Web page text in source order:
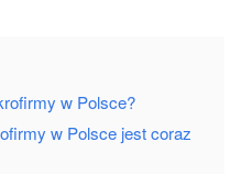
w Polsce?
w Polsce jest coraz